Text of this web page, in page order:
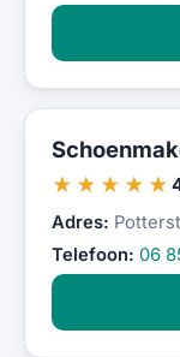
★★★★★
Adres:
Telefoon: 06